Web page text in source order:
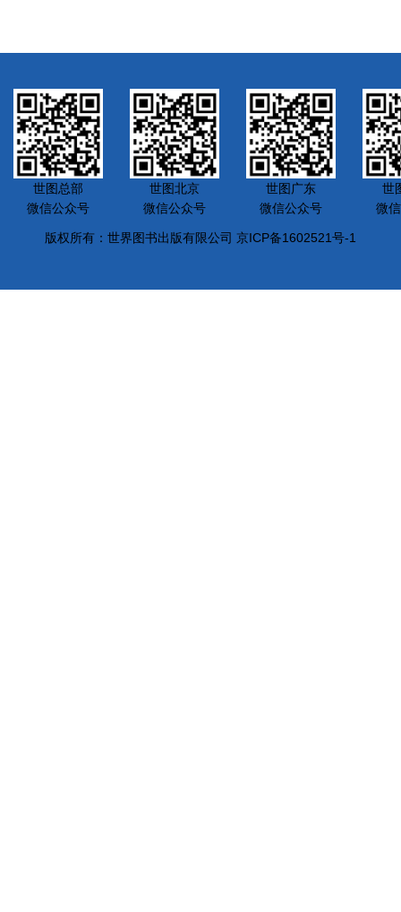
世图总部
微信公众号
世图北京
微信公众号
世图广东
微信公众号
世
微
版权所有：世界图书出版有限公司 京ICP备1602521号-1